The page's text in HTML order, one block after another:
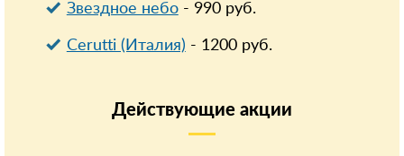
Звездное небо- 990руб.
Cerutti (Италия) - 1200руб.
Действующие акции